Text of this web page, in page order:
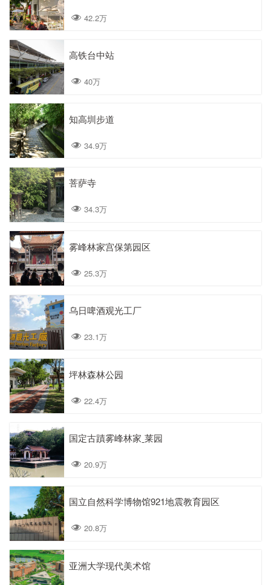
42.2万
高铁台中站
40万
知高圳步道
34.9万
菩萨寺
34.3万
雾峰林家宫保第园区
25.3万
乌日啤酒观光工厂
23.1万
坪林森林公园
22.4万
国定古蹟雾峰林家ˍ莱园
20.9万
国立自然科学博物馆921地震教育园区
20.8万
亚洲大学现代美术馆